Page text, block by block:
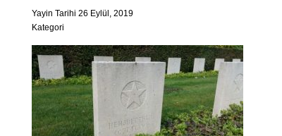
Yayin Tarihi 26 Eylül, 2019
Kategori